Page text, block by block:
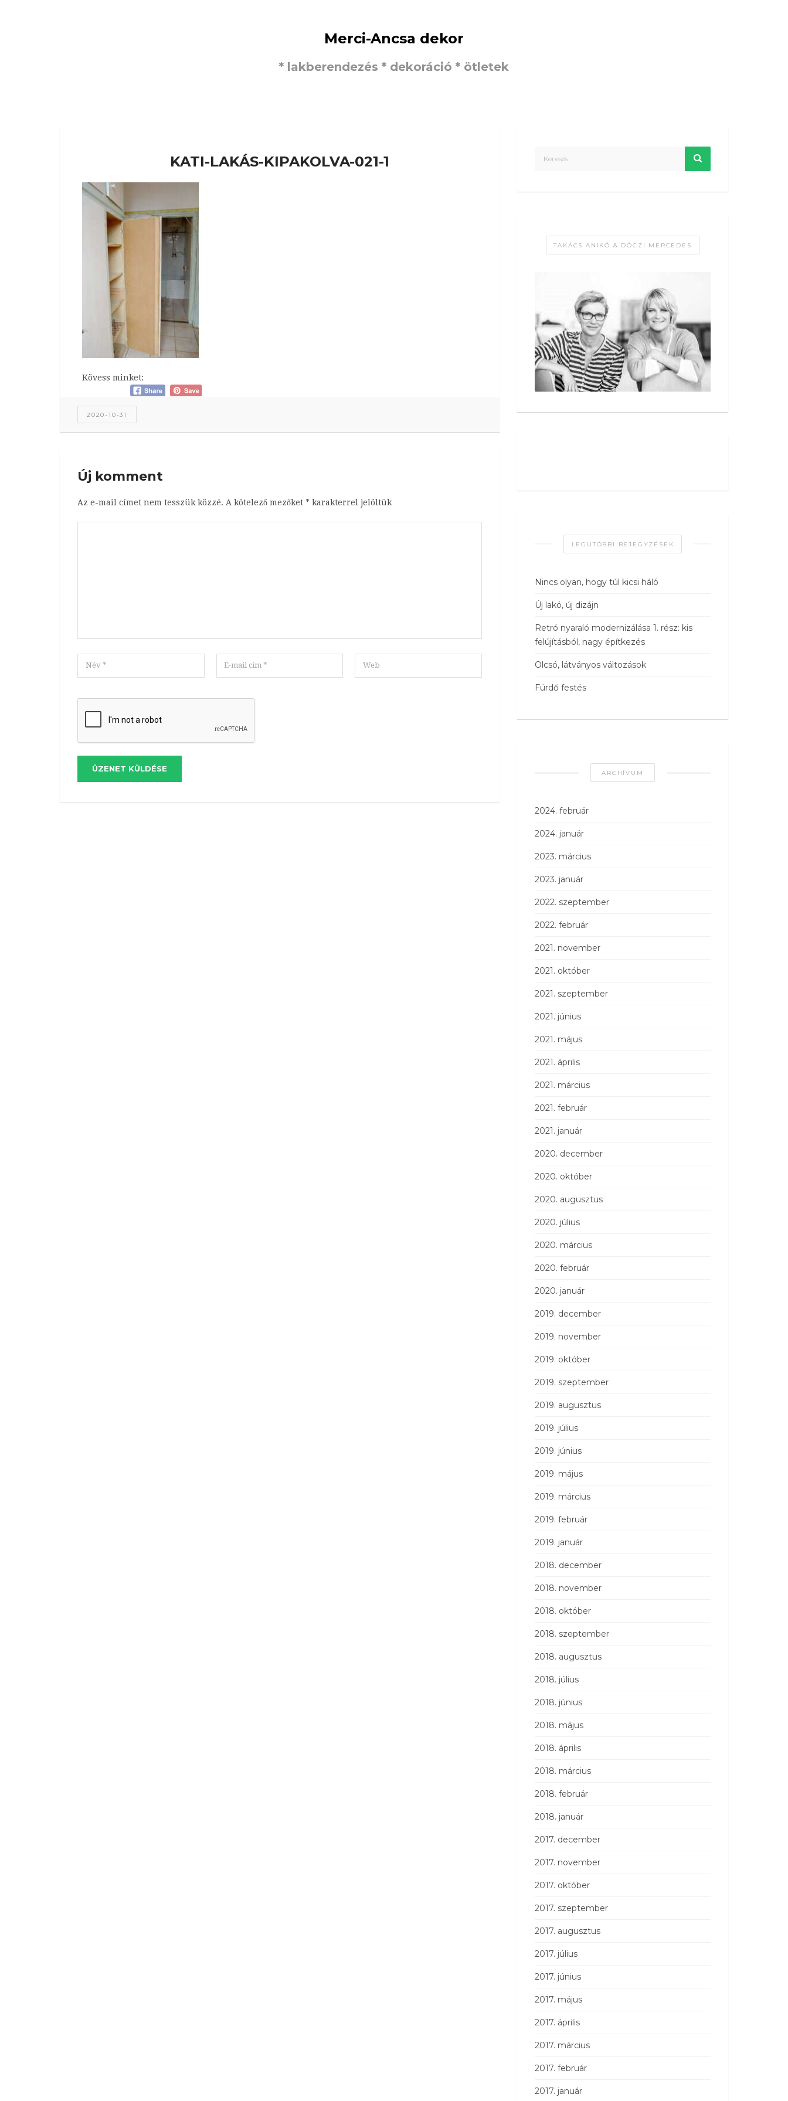
Merci-Ancsa dekor
* lakberendezés * dekoráció * ötletek
KATI-LAKÁS-KIPAKOLVA-021-1
Kövess minket:
2020-10-31
Új komment
Az e-mail címet nem tesszük közzé. A kötelező mezőket * karakterrel jelöltük
ÜZENET KÜLDÉSE
TAKÁCS ANIKÓ & DÓCZI MERCEDES
LEGUTÓBBI BEJEGYZÉSEK
Nincs olyan, hogy túl kicsi háló
Új lakó, új dizájn
Retró nyaraló modernizálása 1. rész: kis
felújításból, nagy építkezés
Olcsó, látványos változások
Fürdő festés
ARCHÍVUM
2024. február
2024. január
2023. március
2023. január
2022. szeptember
2022. február
2021. november
2021. október
2021. szeptember
2021. június
2021. május
2021. április
2021. március
2021. február
2021. január
2020. december
2020. október
2020. augusztus
2020. július
2020. március
2020. február
2020. január
2019. december
2019. november
2019. október
2019. szeptember
2019. augusztus
2019. július
2019. június
2019. május
2019. március
2019. február
2019. január
2018. december
2018. november
2018. október
2018. szeptember
2018. augusztus
2018. július
2018. június
2018. május
2018. április
2018. március
2018. február
2018. január
2017. december
2017. november
2017. október
2017. szeptember
2017. augusztus
2017. július
2017. június
2017. május
2017. április
2017. március
2017. február
2017. január